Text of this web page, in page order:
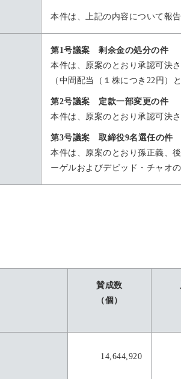
本件は、上記の内容について報告
第1号議案 剰余金の処分の件
本件は、原案のとおり承認可決
（中間配当（１株につき22円）
第2号議案 定款一部変更の件
本件は、原案のとおり承認可決さ
第3号議案 取締役9名選任の件
本件は、原案のとおり孫正義、
ーゲルおよびデビッド・チャオ
賛成数
（個）
14,644,920